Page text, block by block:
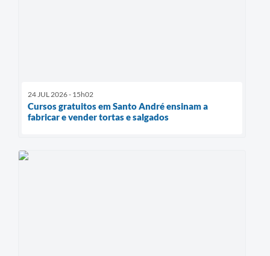
24 JUL 2026 - 15h02
Cursos gratuitos em Santo André ensinam a
fabricar e vender tortas e salgados